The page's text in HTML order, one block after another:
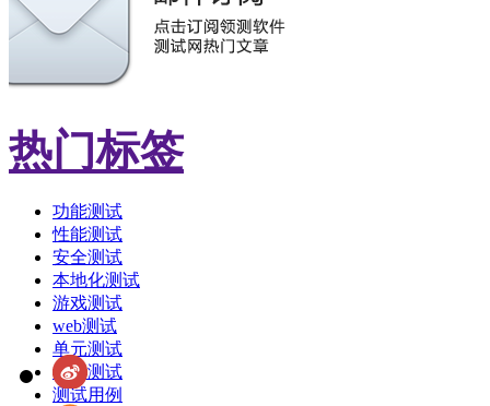
热门标签
功能测试
性能测试
安全测试
本地化测试
游戏测试
web测试
单元测试
敏捷测试
测试用例